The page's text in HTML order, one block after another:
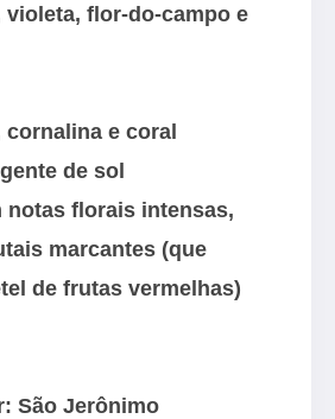
flor-do-campo e
cornalina e coral
de sol
notas florais intensas,
marcantes (que
de frutas vermelhas)
São Jerônimo